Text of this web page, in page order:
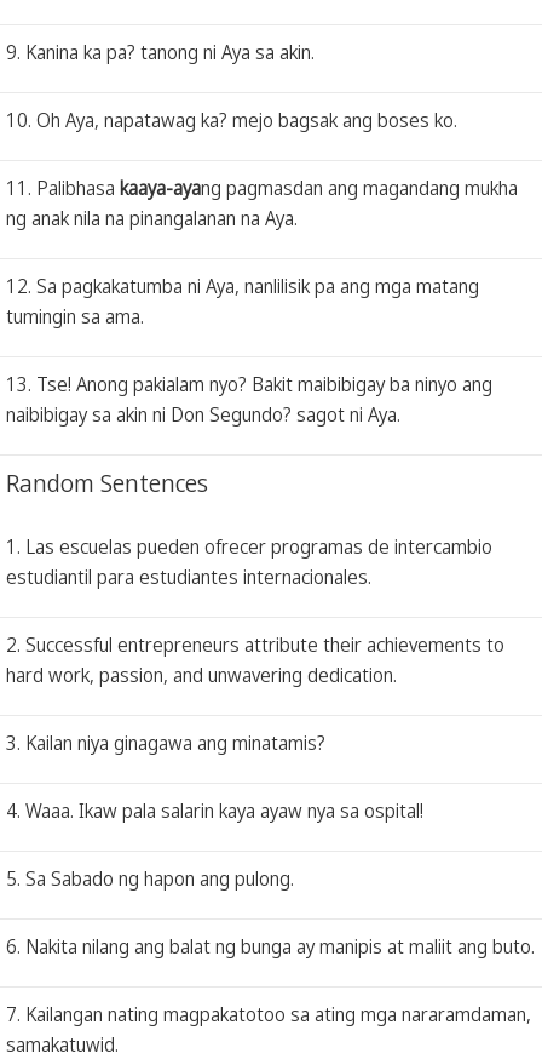
9. Kanina ka pa? tanong ni Aya sa akin.
10. Oh Aya, napatawag ka? mejo bagsak ang boses ko.
11. Palibhasa kaaya-ayang pagmasdan ang magandang mukha
ng anak nila na pinangalanan na Aya.
12. Sa pagkakatumba ni Aya, nanlilisik pa ang mga matang
tumingin sa ama.
13. Tse! Anong pakialam nyo? Bakit maibibigay ba ninyo ang
naibibigay sa akin ni Don Segundo? sagot ni Aya.
Random Sentences
1. Las escuelas pueden ofrecer programas de intercambio
estudiantil para estudiantes internacionales.
2. Successful entrepreneurs attribute their achievements to
hard work, passion, and unwavering dedication.
3. Kailan niya ginagawa ang minatamis?
4. Waaa. Ikaw pala salarin kaya ayaw nya sa ospital!
5. Sa Sabado ng hapon ang pulong.
6. Nakita nilang ang balat ng bunga ay manipis at maliit ang buto.
7. Kailangan nating magpakatotoo sa ating mga nararamdaman,
samakatuwid.